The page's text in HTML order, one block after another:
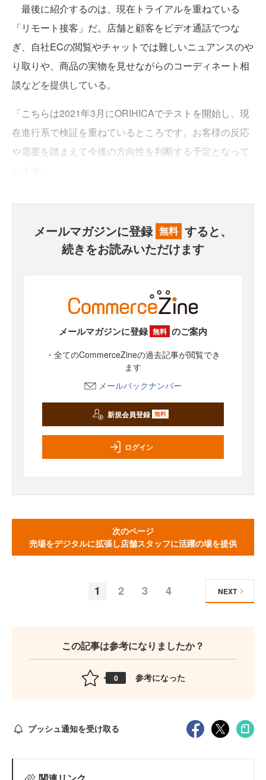
最後に紹介するのは、現在トライアルを重ねている
「リモート接客」だ。店舗と顧客をビデオ通話でつな
ぎ、自社ECの閲覧やチャットでは難しいニュアンスのや
り取りや、商品の実物を見せながらのコーディネート相
談などを提供している。
「こちらは2021年3月にORIHICAでテストを開始し、現
在進行系で検証を重ねているところです。お客様の反応
や需要を踏まえて今後の方向性を判断する予定となって
メールマガジンに登録 無料 すると、
続きをお読みいただけます
メールマガジンに登録 無料 のご案内
・全てのCommerceZineの過去記事が閲覧でき
ます
メールバックナンバー
新規会員登録 無料
ログイン
次のページ
売場をデジタルに拡張し店舗スタッフに活躍の場を提供
1 2 3 4 NEXT
この記事は参考になりましたか？
0 参考になった
プッシュ通知を受け取る